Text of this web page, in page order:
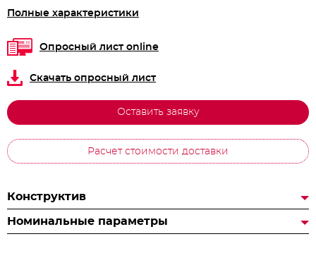
Полные характеристики
Опросный лист online
Скачать опросный лист
Оставить заявку
Расчет стоимости доставки
Конструктив
Номинальные параметры